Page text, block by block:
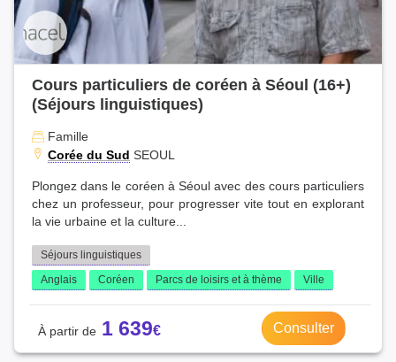
Cours particuliers de coréen à Séoul (16+)
(Séjours linguistiques)
Famille
Corée du Sud SEOUL
Plongez dans le coréen à Séoul avec des cours particuliers
chez un professeur, pour progresser vite tout en explorant
la vie urbaine et la culture...
Séjours linguistiques
Anglais
Coréen Parcs de loisirs et à thème Ville
1 639 Consulter